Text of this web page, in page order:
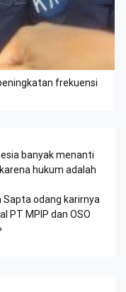
frekuensi
banyak menanti
hukum adalah
odang karirnya
PT MPIP dan OSO